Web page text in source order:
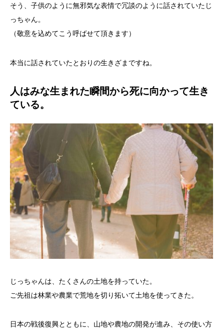
そう、子供のように無邪気な表情で冗談のように話されていたじ
っちゃん。
（敬意を込めてこう呼ばせて頂きます）
本当に話されていたとおりの生きざまですね。
人はみな生まれた瞬間から死に向かって生き
ている。
じっちゃんは、たくさんの土地を持っていた。
ご先祖は林業や農業で荒地を切り拓いて土地を使ってきた。
日本の戦後復興とともに、山地や農地の開発が進み、その使い方